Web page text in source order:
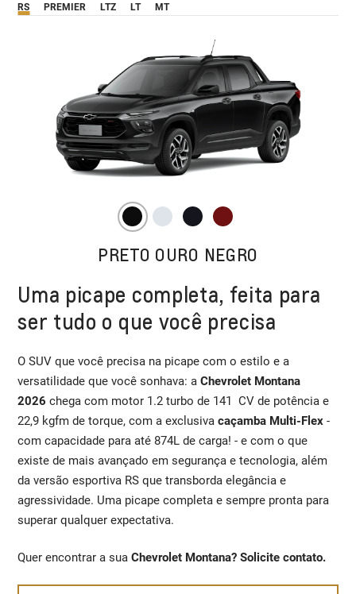
RS PREMIER LTZ LT MT
PRETO OURO NEGRO
Uma picape completa, feita para
ser tudo o que você precisa
O SUV que você precisa na picape com o estilo e a
versatilidade que você sonhava: aChevrolet Montana
2026 chega com motor 1.2 turbo de 141 CV de potência e
22,9 kgfm de torque, com a exclusiva caçamba Multi-Flex -
com capacidade para até 874L de carga! - e com o que
existe de mais avançado em segurança e tecnologia, além
da versão esportiva RS que transborda elegância e
agressividade. Uma picape completa e sempre pronta para
superar qualquer expectativa.
Quer encontrar a sua Chevrolet Montana? Solicite contato.